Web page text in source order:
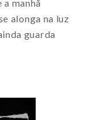
manhã
alonga na luz
guarda